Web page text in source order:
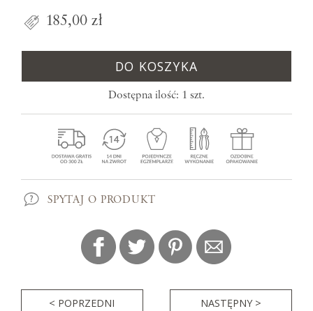
185,00 zł
DO KOSZYKA
Dostępna ilość: 1 szt.
SPYTAJ O PRODUKT
< POPRZEDNI NASTĘPNY >